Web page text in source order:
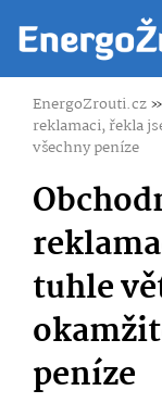
EnergoZrouti.cz»
reklamaci, řekla
všechny peníze
tuhle
peníze